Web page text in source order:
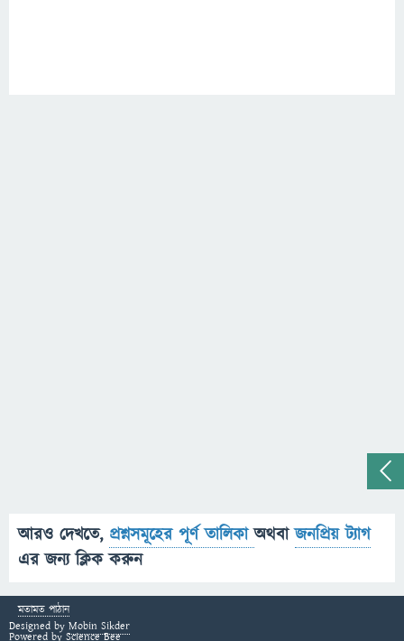
আরও দেখতে, প্রশ্নসমূহের পূর্ণ তালিকাঅথবাজনপ্রিয় ট্যাগ
এর জন্য ক্লিক করুন
মতামত পাঠান
Designed by Mobin Sikder
Powered by Science Bee